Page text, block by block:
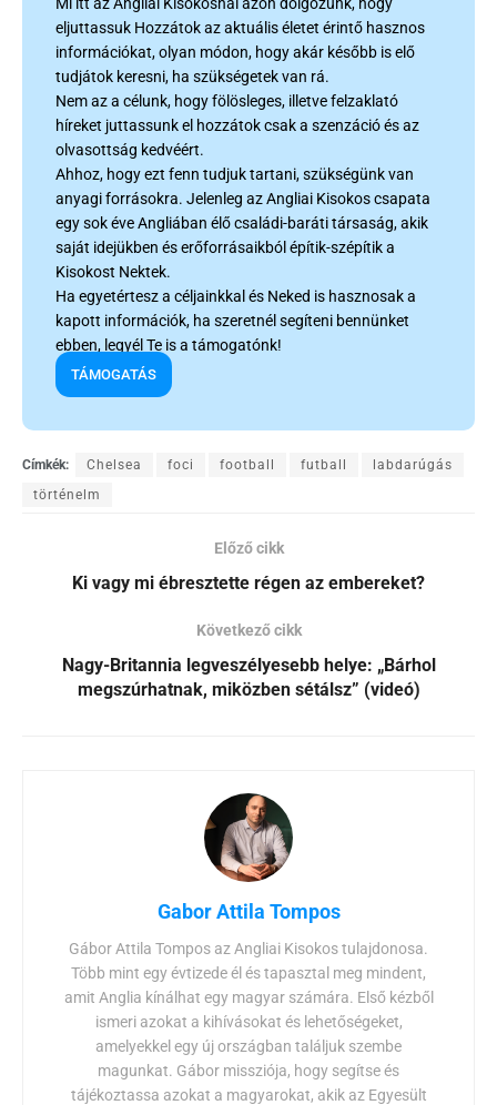
Mi itt az Angliai Kisokosnál azon dolgozunk, hogy
eljuttassuk Hozzátok az aktuális életet érintő hasznos
információkat, olyan módon, hogy akár később is elő
tudjátok keresni, ha szükségetek van rá.
Nem az a célunk, hogy fölösleges, illetve felzaklató
híreket juttassunk el hozzátok csak a szenzáció és az
olvasottság kedvéért.
Ahhoz, hogy ezt fenn tudjuk tartani, szükségünk van
anyagi forrásokra. Jelenleg az Angliai Kisokos csapata
egy sok éve Angliában élő családi-baráti társaság, akik
saját idejükben és erőforrásaikból építik-szépítik a
Kisokost Nektek.
Ha egyetértesz a céljainkkal és Neked is hasznosak a
kapott információk, ha szeretnél segíteni bennünket
ebben, legyél Te is a támogatónk!
TÁMOGATÁS
Címkék: Chelsea foci football futball
labdarúgás
történelm
Előző cikk
Ki vagy mi ébresztette régen az embereket?
Következő cikk
Nagy-Britannia legveszélyesebb helye: „Bárhol
megszúrhatnak, miközben sétálsz” (videó)
Gabor Attila Tompos
Gábor Attila Tompos az Angliai Kisokos tulajdonosa.
Több mint egy évtizede él és tapasztal meg mindent,
amit Anglia kínálhat egy magyar számára. Első kézből
ismeri azokat a kihívásokat és lehetőségeket,
amelyekkel egy új országban találjuk szembe
magunkat. Gábor missziója, hogy segítse és
tájékoztassa azokat a magyarokat, akik az Egyesült